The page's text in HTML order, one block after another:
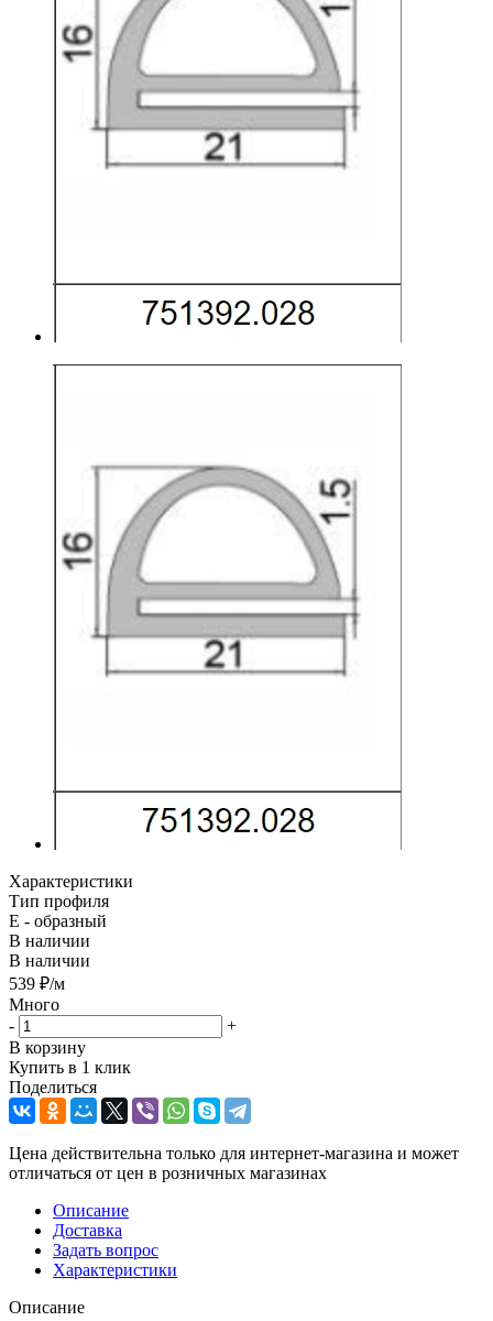
Характеристики
Тип профиля
Е - образный
В наличии
В наличии
539 ₽/м
Много
-
+
В корзину
Купить в 1 клик
Поделиться
Цена действительна только для интернет-магазина и может
отличаться от цен в розничных магазинах
Описание
Доставка
Задать вопрос
Характеристики
Описание